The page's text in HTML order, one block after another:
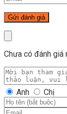
Chưa có đánh giá
Anh Chị